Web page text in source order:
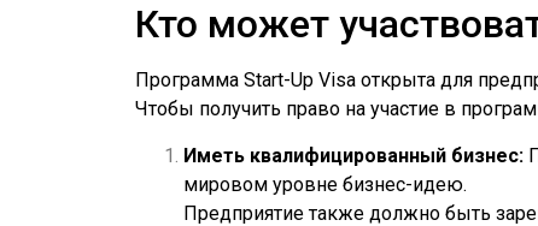
Кто может
Программа Start-Up Visa открыта для
Чтобы получить право на участие в
Иметь квалифицированный бизнес:
мировом уровне бизнес-идею.
Предприятие также должно быть